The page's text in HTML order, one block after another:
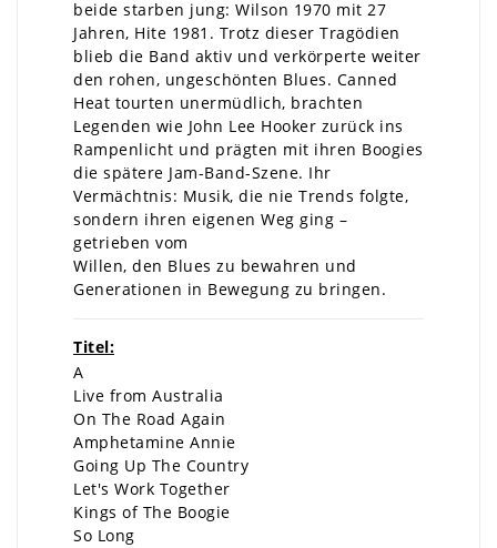
beide starben jung: Wilson 1970 mit 27
Jahren, Hite 1981. Trotz dieser Tragödien
blieb die Band aktiv und verkörperte weiter
den rohen, ungeschönten Blues. Canned
Heat tourten unermüdlich, brachten
Legenden wie John Lee Hooker zurück ins
Rampenlicht und prägten mit ihren Boogies
die spätere Jam-Band-Szene. Ihr
Vermächtnis: Musik, die nie Trends folgte,
sondern ihren eigenen Weg ging –
getrieben vom
Willen, den Blues zu bewahren und
Generationen in Bewegung zu bringen.
Titel:
A
Live from Australia
On The Road Again
Amphetamine Annie
Going Up The Country
Let's Work Together
Kings of The Boogie
So Long